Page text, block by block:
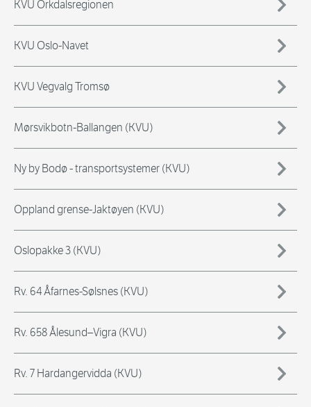
KVU Orkdalsregionen
KVU Oslo-Navet
KVU Vegvalg Tromsø
Mørsvikbotn-Ballangen (KVU)
Ny by Bodø - transportsystemer (KVU)
Oppland grense-Jaktøyen (KVU)
Oslopakke 3 (KVU)
Rv. 64 Åfarnes-Sølsnes (KVU)
Rv. 658 Ålesund–Vigra (KVU)
Rv. 7 Hardangervidda (KVU)